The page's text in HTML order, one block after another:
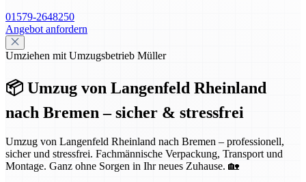
01579-2648250
Angebot anfordern
Umziehen mit Umzugsbetrieb Müller
📦 Umzug von Langenfeld Rheinland
nach Bremen – sicher & stressfrei
Umzug von Langenfeld Rheinland nach Bremen – professionell,
sicher und stressfrei. Fachmännische Verpackung, Transport und
Montage. Ganz ohne Sorgen in Ihr neues Zuhause. 🏡